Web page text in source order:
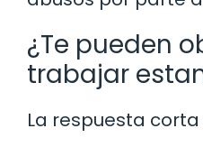
¿Te pueden
trabajar
La respuesta corta